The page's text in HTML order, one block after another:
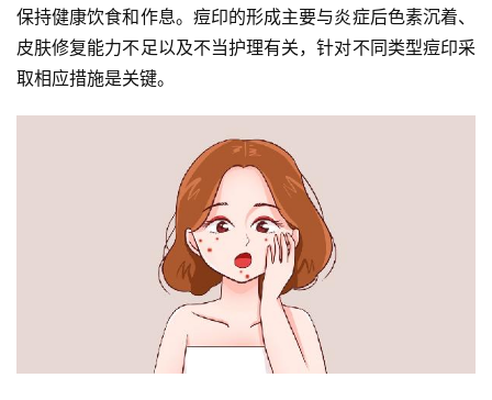
保持健康饮食和作息。痘印的形成主要与炎症后色素沉着、
皮肤修复能力不足以及不当护理有关，针对不同类型痘印采
取相应措施是关键。